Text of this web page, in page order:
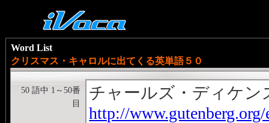
Word List
クリスマス・キャロルに出てくる英単語５０
チャールズ・ディケン
http://
50 語中 1～50番
目